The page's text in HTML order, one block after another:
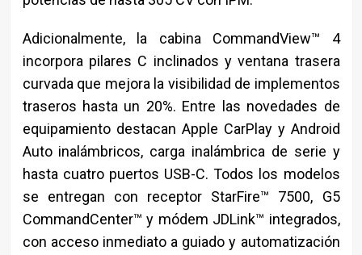
Adicionalmente, la cabina CommandView™ 4
incorpora pilares C inclinados y ventana trasera
curvada que mejora la visibilidad de implementos
traseros hasta un 20%. Entre las novedades de
equipamiento destacan Apple CarPlay y Android
Auto inalámbricos, carga inalámbrica de serie y
hasta cuatro puertos USB-C. Todos los modelos
se entregan con receptor StarFire™ 7500, G5
CommandCenter™ y módem JDLink™ integrados,
con acceso inmediato a guiado y automatización